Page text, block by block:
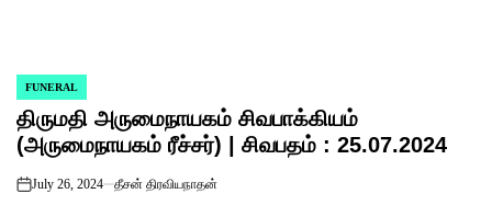
POSTED
IN
FUNERAL
திருமதி அருமைநாயகம் சிவபாக்கியம்
(அருமைநாயகம் ரீச்சர்) | சிவபதம் : 25.07.2024
on
July 26, 2024 தீசன் திரவியநாதன்